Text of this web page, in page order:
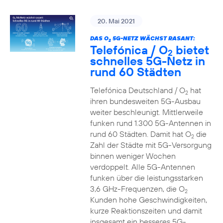
20. Mai 2021
DAS O25G-NETZ WÄCHST RASANT:
Telefónica / O2 bietet
schnelles 5G-Netz in
rund 60 Städten
Telefónica Deutschland / O2hat
ihren bundesweiten 5G-Ausbau
weiter beschleunigt. Mittlerweile
funken rund 1.300 5G-Antennen in
rund 60 Städten. Damit hat O2die
Zahl der Städte mit 5G-Versorgung
binnen weniger Wochen
verdoppelt. Alle 5G-Antennen
funken über die leistungsstarken
3,6 GHz-Frequenzen, die O2
Kunden hohe Geschwindigkeiten,
kurze Reaktionszeiten und damit